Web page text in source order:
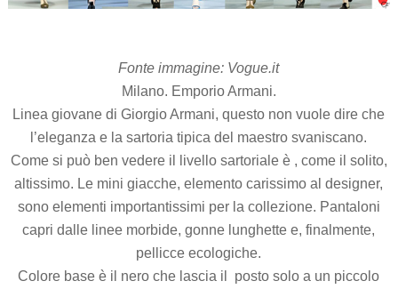
Fonte immagine: Vogue.it
Milano. Emporio Armani.
Linea giovane di Giorgio Armani, questo non vuole dire che
l’eleganza e la sartoria tipica del maestro svaniscano.
Come si può ben vedere il livello sartoriale è , come il solito,
altissimo. Le mini giacche, elemento carissimo al designer,
sono elementi importantissimi per la collezione. Pantaloni
capri dalle linee morbide, gonne lunghette e, finalmente,
pellicce ecologiche.
Colore base è il nero che lascia il posto solo a un piccolo